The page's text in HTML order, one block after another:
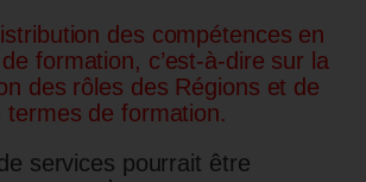
des compétences en
formation, c’est-à-dire sur la
des rôles des Régions et de
termes de formation.
services pourrait être